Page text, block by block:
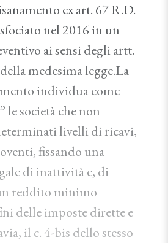
ex art. 67 R.D.
nel 2016 in un
ai sensi degli artt.
medesima legge.La
individua come
le società che non
livelli di ricavi,
fissando una
di inattività e, di
reddito minimo
delle imposte dirette e
il c. 4-bis dello stesso